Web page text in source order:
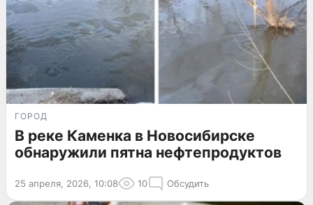
ГОРОД
В реке Каменка в Новосибирске
обнаружили пятна нефтепродуктов
25 апреля, 2026, 10:08 10 Обсудить